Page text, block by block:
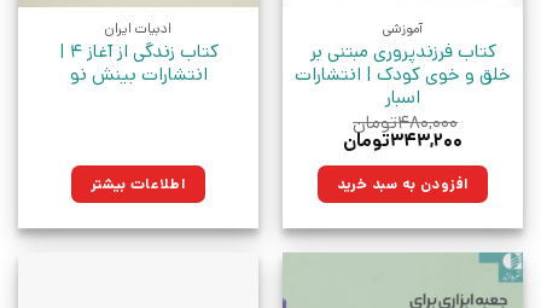
آموزشی
کتاب فرزندپروری مبتنی بر
خلق و خوی کودک | انتشارات
اسبار
۴۸۰,۰۰۰تومان
قیمت
۴۸۰,۰۰۰تومان
بود.
۳۴۳,۲۰۰تومان
۳۴۳,۲۰۰تومان.افزودن به سبد خرید
ادبیات ایران
کتاب زندگی از آغاز 4 |
انتشارات بینش نو
اطلاعات بیشتر